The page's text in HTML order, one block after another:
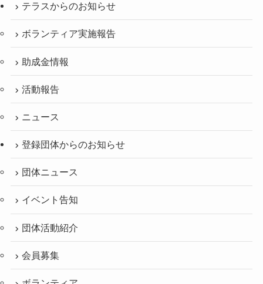
テラスからのお知らせ
ボランティア実施報告
助成金情報
活動報告
ニュース
登録団体からのお知らせ
団体ニュース
イベント告知
団体活動紹介
会員募集